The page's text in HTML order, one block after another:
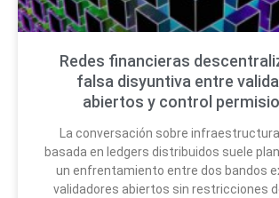
Redes financieras
falsa disyuntiva entre
abiertos y control
La conversación sobre
basada en ledgers distribuidos suele
un enfrentamiento entre dos bandos
validadores abiertos sin restricciones